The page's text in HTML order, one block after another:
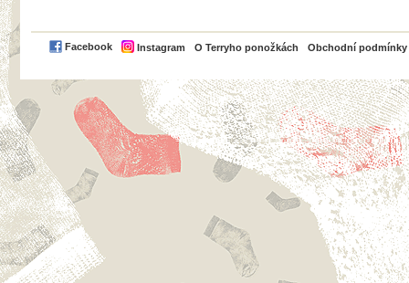
Facebook Instagram O Terryho ponožkách Obchodní podmínky
PayPal